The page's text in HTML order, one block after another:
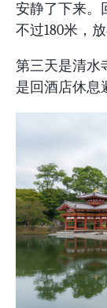
安静了下来。
不过180米，
第三天是清
是回酒店休息